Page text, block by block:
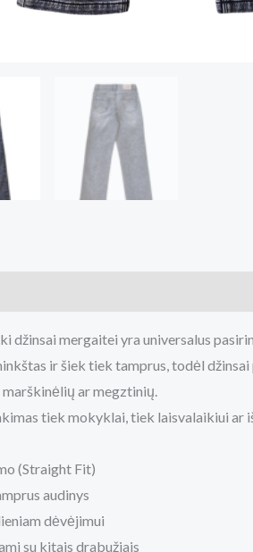
džinsai mergaitei yra universalus
ir šiek tiek tamprus, todėl
ar megztinių.
tiek mokyklai, tiek laisvalaikiui ar
(Straight Fit)
audinys
dėvėjimui
su kitais drabužiais